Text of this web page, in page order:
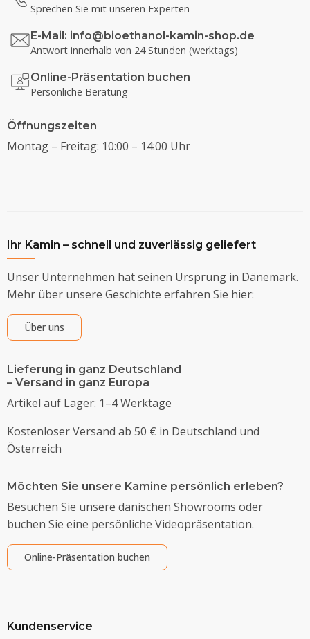
Sprechen Sie mit unseren Experten
E-Mail: info@bioethanol-kamin-shop.de
Antwort innerhalb von 24 Stunden (werktags)
Online-Präsentation buchen
Persönliche Beratung
Öffnungszeiten
Montag – Freitag: 10:00 – 14:00 Uhr
Ihr Kamin – schnell und zuverlässig geliefert
Unser Unternehmen hat seinen Ursprung in Dänemark.
Mehr über unsere Geschichte erfahren Sie hier:
Über uns
Lieferung in ganz Deutschland
– Versand in ganz Europa
Artikel auf Lager: 1–4 Werktage
Kostenloser Versand ab 50 € in Deutschland und
Österreich
Möchten Sie unsere Kamine persönlich erleben?
Besuchen Sie unsere dänischen Showrooms oder
buchen Sie eine persönliche Videopräsentation.
Online-Präsentation buchen
Kundenservice